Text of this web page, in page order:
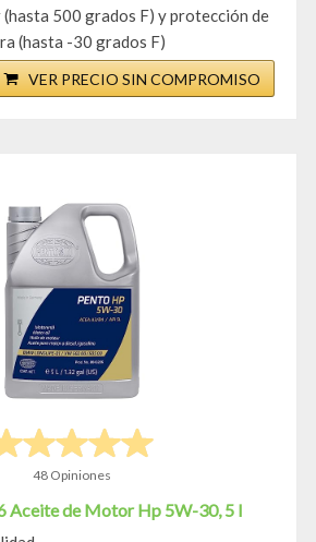
500 grados F) y protección de
(hasta -30 grados F)
VER PRECIO SIN COMPROMISO
48 Opiniones
Aceite de Motor Hp 5W-30, 5 l